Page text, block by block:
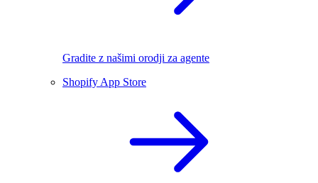
Gradite z našimi orodji za agente
Shopify App Store